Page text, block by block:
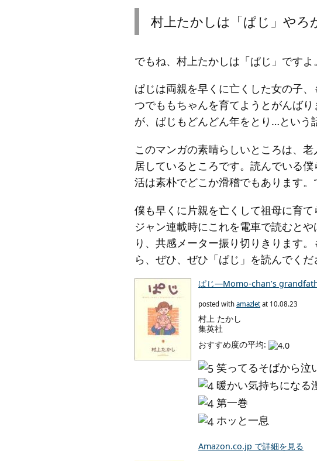
村上たかしは「ぱじ」やろ
でもね、村上たかしは「ぱじ」です
ぱじは両親を早くに亡くした女の子
つでももちゃんを育てようとがんば
が、ぱじもどんどん年をとり…という
このマンガの素晴らしいところは、
居しているところです。読んでいる
活は素朴でどこか滑稽でもあります。
僕も早くに片親を亡くして祖母に育
ジャン連載時にこれを電車で読むと
り、共感メーター振り切りきります
ら、ぜひ、ぜひ「ぱじ」を読んでくだ
ぱじ—Momo‐chan’s
posted with amazlet at 10.08.23
村上 たかし
集英社
おすすめ度の平均:
笑ってるそばから泣
暖かい気持ちになる
第一巻
ホッと一息
Amazon.co.jp で詳細を見る